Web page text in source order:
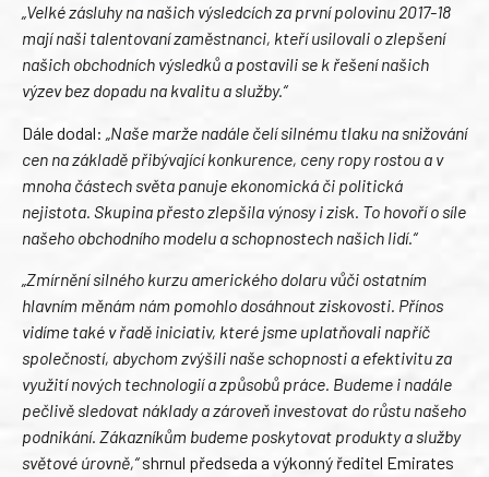
„Velké zásluhy na našich výsledcích za první polovinu 2017-18
mají naši talentovaní zaměstnanci, kteří usilovali o zlepšení
našich obchodních výsledků a postavili se k řešení našich
výzev bez dopadu na kvalitu a služby.“
Dále dodal: „Naše marže nadále čelí silnému tlaku na snižování
cen na základě přibývající konkurence, ceny ropy rostou a v
mnoha částech světa panuje ekonomická či politická
nejistota. Skupina přesto zlepšila výnosy i zisk. To hovoří o síle
našeho obchodního modelu a schopnostech našich lidí.“
„Zmírnění silného kurzu amerického dolaru vůči ostatním
hlavním měnám nám pomohlo dosáhnout ziskovosti. Přínos
vidíme také v řadě iniciativ, které jsme uplatňovali napříč
společností, abychom zvýšili naše schopnosti a efektivitu za
využití nových technologií a způsobů práce. Budeme i nadále
pečlivě sledovat náklady a zároveň investovat do růstu našeho
podnikání. Zákazníkům budeme poskytovat produkty a služby
světové úrovně,“shrnul předseda a výkonný ředitel Emirates